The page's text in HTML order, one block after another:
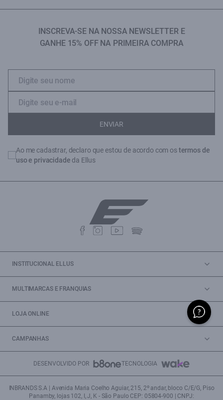
INSCREVA-SE NA NOSSA NEWSLETTER E
GANHE 15% OFF NA PRIMEIRA COMPRA
ENVIAR
Ao me cadastrar, declaro que estou de acordo com ostermos de
uso e privacidade da Ellus
INSTITUCIONAL ELLUS
MULTIMARCAS E FRANQUIAS
LOJA ONLINE
CAMPANHAS
DESENVOLVIDO POR TECNOLOGIA
INBRANDS S.A | Avenida Maria Coelho Aguiar, 215, 2º andar, bloco C/E/G, Piso
Panamby, lojas 102, I, J, K - São Paulo CEP: 05804-900 | CNPJ: